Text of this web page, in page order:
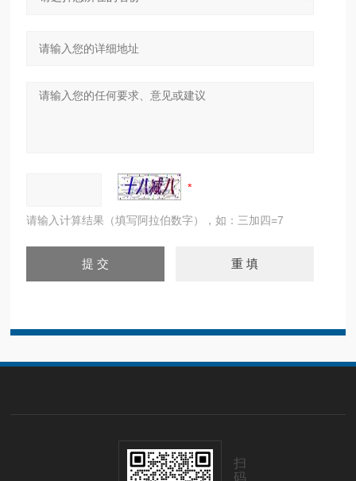
请输入计算结果（填写阿拉伯数字），如：三加四=7
扫
码